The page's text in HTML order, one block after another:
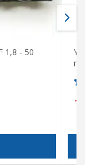
1,8 - 50